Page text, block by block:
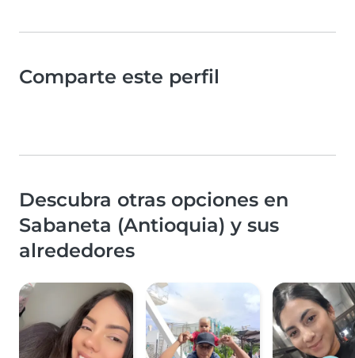
Comparte este perfil
Descubra otras opciones en
Sabaneta (Antioquia) y sus
alrededores